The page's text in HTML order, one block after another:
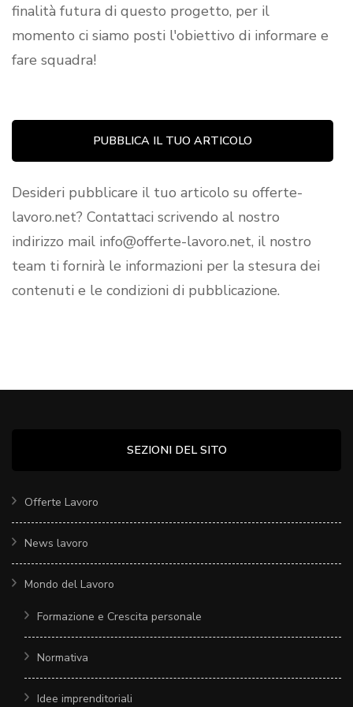
finalità futura di questo progetto, per il
momento ci siamo posti l'obiettivo di informare e
fare squadra!
PUBBLICA IL TUO ARTICOLO
Desideri pubblicare il tuo articolo su offerte-
lavoro.net? Contattaci scrivendo al nostro
indirizzo mail info@offerte-lavoro.net, il nostro
team ti fornirà le informazioni per la stesura dei
contenuti e le condizioni di pubblicazione.
SEZIONI DEL SITO
Offerte Lavoro
News lavoro
Mondo del Lavoro
Formazione e Crescita personale
Normativa
Idee imprenditoriali